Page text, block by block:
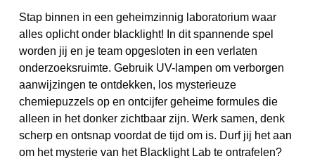
Stap binnen in een geheimzinnig laboratorium waar
alles oplicht onder blacklight! In dit spannende spel
worden jij en je team opgesloten in een verlaten
onderzoeksruimte. Gebruik UV-lampen om verborgen
aanwijzingen te ontdekken, los mysterieuze
chemiepuzzels op en ontcijfer geheime formules die
alleen in het donker zichtbaar zijn. Werk samen, denk
scherp en ontsnap voordat de tijd om is. Durf jij het aan
om het mysterie van het Blacklight Lab te ontrafelen?